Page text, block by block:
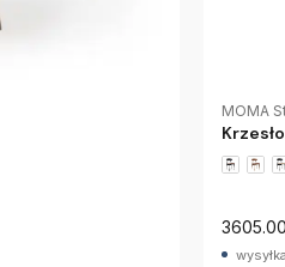
MOMA